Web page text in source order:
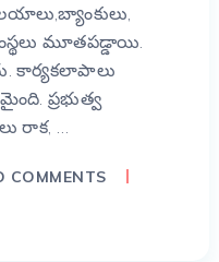
మూతపడ్డాయి.
కార్యకలాపాలు
ప్రభుత్వ
రాక, …
COMMENTS